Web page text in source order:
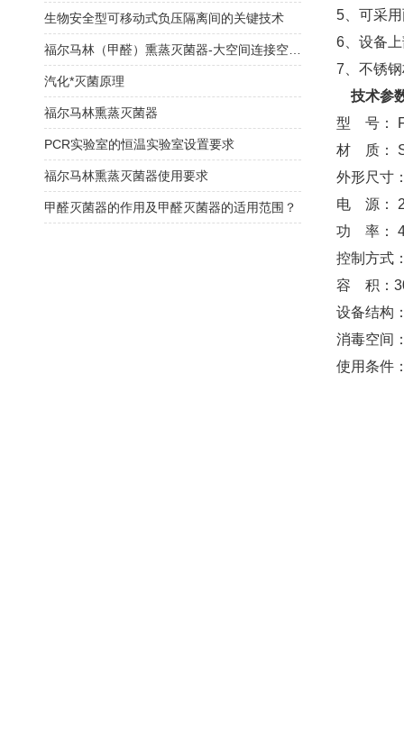
5、可采
6、设备
7、不锈
技术参
型 号：
材 质：
外形尺寸
电 源：
功 率：
控制方式
容 积：
设备结构
消毒空间
使用条件
生物安全型可移动式负压隔离间的关键技术
汽化*灭菌原理
福尔马林熏蒸灭菌器
PCR实验室的恒温实验室设置要求
福尔马林熏蒸灭菌器使用要求
甲醛灭菌器的作用及甲醛灭菌器的适用范围？